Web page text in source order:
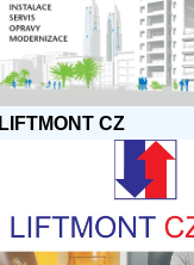
LIFTMONT CZ